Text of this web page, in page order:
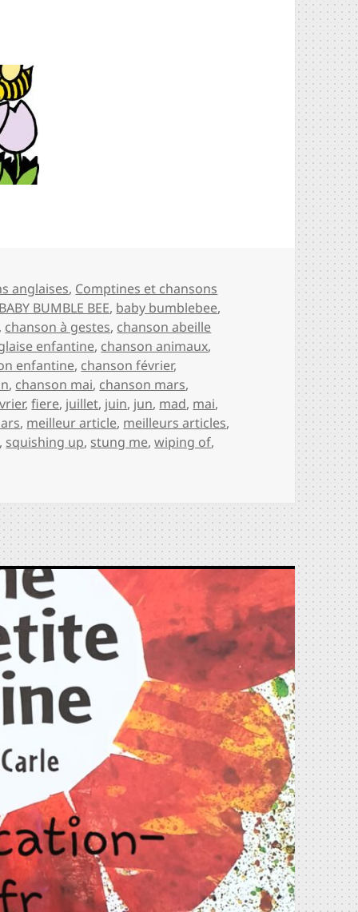
anglaises, Comptines et chansons
BABY BUMBLE BEE, baby bumblebee,
, chanson à gestes, chanson abeille
enfantine, chanson animaux,
enfantine, chanson février,
, chanson mai, chanson mars,
,fiere, juillet, juin, jun, mad, mai,
, meilleur article, meilleurs articles,
, squishing up, stung me,wiping of,